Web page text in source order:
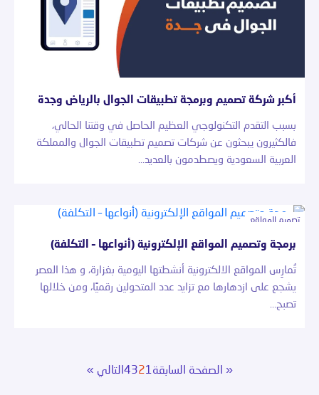
أكبر شركة تصميم وبرمجة تطبيقات الجوال بالرياض وجدة
بسبب التقدم التكنولوجي العظيم الحاصل في وقتنا الحالي،
فالكثيرون يبحثون عن شركات تصميم تطبيقات الجوال والمملكة
العربية السعودية ويصطدمون بالعديد…
تصميم المواقع
برمجة وتصميم المواقع الإلكترونية (أنواعها – التكلفة)
تُمارِس المواقع الالكترونية أنشطتها اليومية بغزارة، و هذا العصر
يشجع على ازدهارها مع تزايد عدد المتحولين رقميًا، ومن خلالها
تصبح…
« الصفحة السابقة1
2
3
4 التالي »